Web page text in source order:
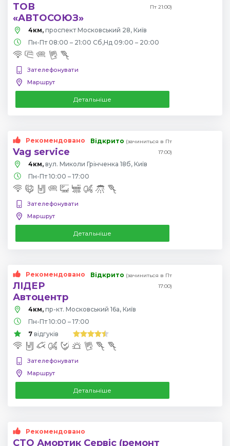
ТОВ
«АВТОСОЮЗ»
Пт 21:00)
4км, проспект Московський 28, Київ
Пн-Пт 08:00 – 21:00 Сб,Нд 09:00 – 20:00
Зателефонувати
Маршрут
Детальніше
Рекомендовано
Vag service
Відкрито (зачиниться в Пт
17:00)
4км, вул. Миколи Грінченка 18б, Київ
Пн-Пт 10:00 – 17:00
Зателефонувати
Маршрут
Детальніше
Рекомендовано
ЛІДЕР
Автоцентр
Відкрито (зачиниться в Пт
17:00)
4км, пр-кт. Московський 16а, Київ
Пн-Пт 10:00 – 17:00
7 відгуків
Зателефонувати
Маршрут
Детальніше
Рекомендовано
СТО Амортик Сервіс (ремонт